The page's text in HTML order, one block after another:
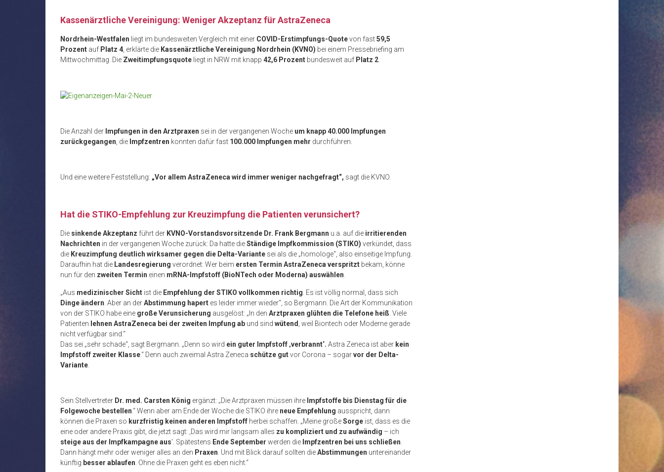
Kassenärztliche Vereinigung: Weniger Akzeptanz für AstraZeneca
Nordrhein-Westfalen liegt im bundesweiten Vergleich mit einer COVID-Erstimpfungs-Quotevon fast59,5
Prozent auf Platz 4 , erklärte die Kassenärztliche Vereinigung Nordrhein (KVNO) bei einem Pressebriefing am
Mittwochmittag. Die Zweitimpfungsquote liegt in NRW mit knapp 42,6 Prozent bundesweit auf Platz 2
Die Anzahl der Impfungen in den Arztpraxen sei in der vergangenen Woche um knapp 40.000 Impfungen
zurückgegangen , die Impfzentren konnten dafür fast 100.000 Impfungen mehr durchführen.
Und eine weitere Feststellung: „Vor allem AstraZeneca wird immer weniger nachgefragt“, sagt die KVNO.
Hat die STIKO-Empfehlung zur Kreuzimpfung die Patienten verunsichert?
Die sinkende Akzeptanz führt der KVNO-Vorstandsvorsitzende Dr. Frank Bergmann u.a. auf die irritierenden
Nachrichten in der vergangenen Woche zurück: Da hatte dieStändige Impfkommission (STIKO) verkündet, dass
die Kreuzimpfung deutlich wirksamer gegen die Delta-Variante sei als die „homologe“, also einseitige Impfung.
Daraufhin hat die Landesregierung verordnet: Wer beim ersten Termin AstraZeneca verspritzt bekam, könne
nun für den zweiten Termin einen mRNA-Impfstoff (BioNTech oder Moderna) auswählen
„Aus medizinischer Sicht ist die Empfehlung der STIKO vollkommen richtig . Es ist völlig normal, dass sich
Dinge ändern . Aber an derAbstimmung hapert es leider immer wieder“, so Bergmann. Die Art der Kommunikation
von der STIKO habe eine große Verunsicherung ausgelöst: „In den Arztpraxen glühten die Telefone heiß . Viele
Patienten lehnen AstraZeneca bei der zweiten Impfung ab und sind wütend , weil Biontech oder Moderne gerade
nicht verfügbar sind.“
Das sei „sehr schade“, sagt Bergmann. „Denn so wird ein guter Impfstoff ‚verbrannt‘. Astra Zeneca ist aber kein
Impfstoff zweiter Klasse.“ Denn auch zweimal Astra Zeneca schütze gutvor Corona – sogarvor der Delta-
Variante
Sein Stellvertreter Dr. med. Carsten König ergänzt: „Die Arztpraxen müssen ihre Impfstoffe bis Dienstag für die
Folgewoche bestellen .“ Wenn aber am Ende der Woche die STIKO ihre neue Empfehlung ausspricht, dann
können die Praxen so kurzfristig keinen anderen Impfstoff herbei schaffen. „Meine großeSorge ist, dass es die
eine oder andere Praxis gibt, die jetzt sagt: ‚Das wird mir langsam alles zu kompliziert und zu aufwändig – ich
steige aus der Impfkampagne aus‘. Spätestens Ende September werden die Impfzentren bei uns schließen
Dann hängt mehr oder weniger alles an den Praxen . Und mit Blick darauf sollten dieAbstimmungen untereinander
künftig besser ablaufen . Ohne die Praxen geht es eben nicht.“